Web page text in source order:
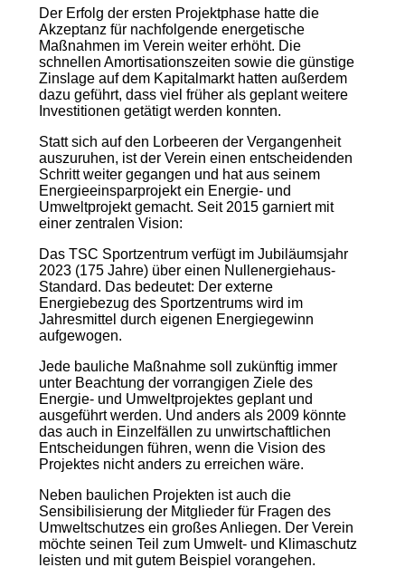
Der Erfolg der ersten Projektphase hatte die
Akzeptanz für nachfolgende energetische
Maßnahmen im Verein weiter erhöht. Die
schnellen Amortisationszeiten sowie die günstige
Zinslage auf dem Kapitalmarkt hatten außerdem
dazu geführt, dass viel früher als geplant weitere
Investitionen getätigt werden konnten.
Statt sich auf den Lorbeeren der Vergangenheit
auszuruhen, ist der Verein einen entscheidenden
Schritt weiter gegangen und hat aus seinem
Energieeinsparprojekt ein Energie- und
Umweltprojekt gemacht. Seit 2015 garniert mit
einer zentralen Vision:
Das TSC Sportzentrum verfügt im Jubiläumsjahr
2023 (175 Jahre) über einen Nullenergiehaus-
Standard. Das bedeutet: Der externe
Energiebezug des Sportzentrums wird im
Jahresmittel durch eigenen Energiegewinn
aufgewogen.
Jede bauliche Maßnahme soll zukünftig immer
unter Beachtung der vorrangigen Ziele des
Energie- und Umweltprojektes geplant und
ausgeführt werden. Und anders als 2009 könnte
das auch in Einzelfällen zu unwirtschaftlichen
Entscheidungen führen, wenn die Vision des
Projektes nicht anders zu erreichen wäre.
Neben baulichen Projekten ist auch die
Sensibilisierung der Mitglieder für Fragen des
Umweltschutzes ein großes Anliegen. Der Verein
möchte seinen Teil zum Umwelt- und Klimaschutz
leisten und mit gutem Beispiel vorangehen.